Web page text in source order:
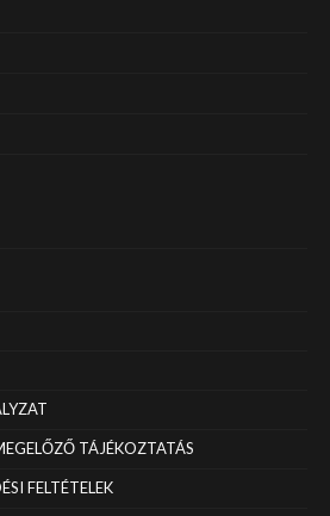
TÁJÉKOZTATÁS
FELTÉTELEK